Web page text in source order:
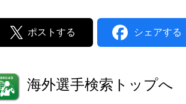
ポストする シェアする
海外選手検索トップへ